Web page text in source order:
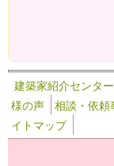
建築家紹介センタ
様の声
相談・依頼
イトマップ